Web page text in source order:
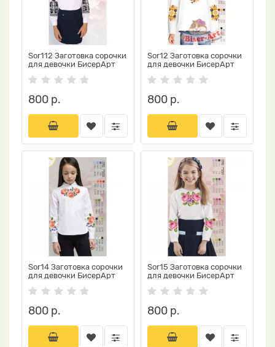
Sor112 Заготовка сорочки
для девочки БисерАрт
800 р.
Sor12 Заготовка сорочки
для девочки БисерАрт
800 р.
Sor14 Заготовка сорочки
для девочки БисерАрт
800 р.
Sor15 Заготовка сорочки
для девочки БисерАрт
800 р.